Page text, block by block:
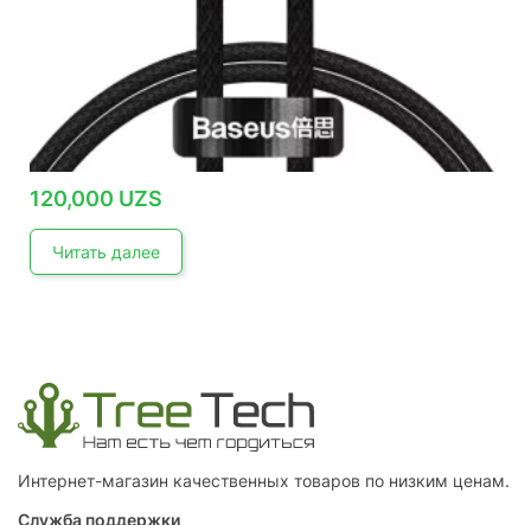
120,000 UZS
Читать далее
Интернет-магазин качественных товаров по низким ценам.
Служба поддержки